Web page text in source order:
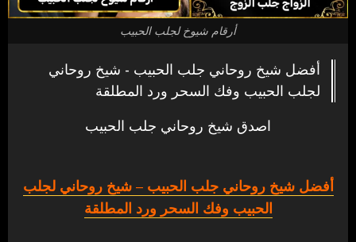
أرقام شيوخ لجلب الحبيب
أفضل شيخ روحاني جلب الحبيب - شيخ روحاني
لجلب الحبيب وفك السحر ورد المطلقة
اصدق شيخ روحاني جلب الحبيب
أفضل شيخ روحاني جلب الحبيب – شيخ روحاني لجلب
الحبيب وفك السحر ورد المطلقة